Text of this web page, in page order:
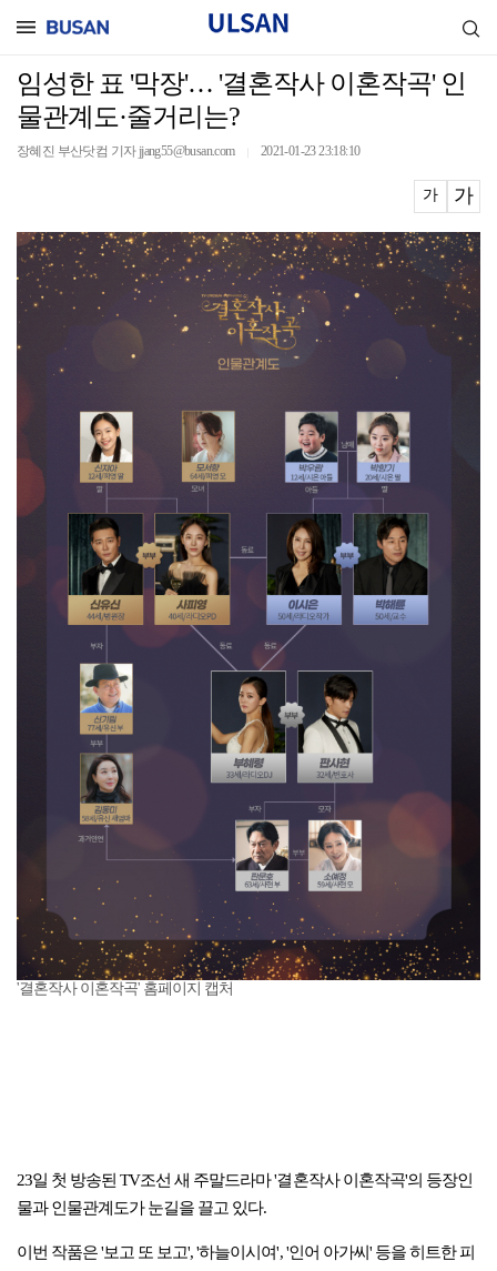
임성한 표 '막장'… '결혼작사 이혼작곡' 인
물관계도·줄거리는?
장혜진 부산닷컴 기자 jjang55@busan.com 2021-01-23 23:18:10
가 가
'결혼작사 이혼작곡' 홈페이지 캡처
23일 첫 방송된 TV조선 새 주말드라마 '결혼작사 이혼작곡'의 등장인
물과 인물관계도가 눈길을 끌고 있다.
이번 작품은 '보고 또 보고', '하늘이시여', '인어 아가씨' 등을 히트한 피